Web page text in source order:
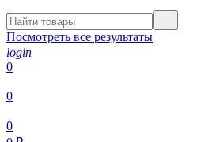
Посмотреть все результаты
login
0
0
0